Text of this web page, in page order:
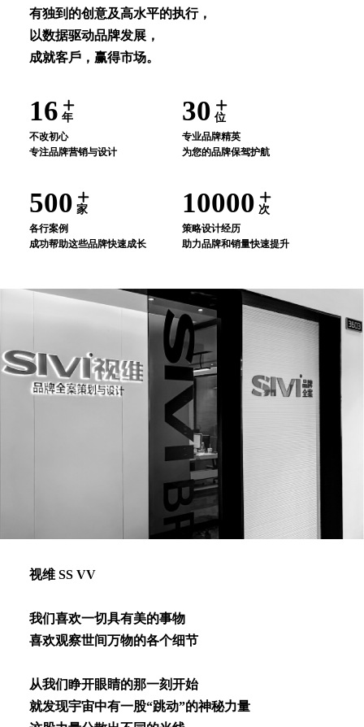
有独到的创意及⾼⽔平的执⾏，
以数据驱动品牌发展，
成就客⼾，赢得市场。
16 年
不改初⼼
专注品牌营销与设计
30 位
专业品牌精英
为您的品牌保驾护航
500 家
各⾏案例
成功帮助这些品牌快速成⻓
10000 次
策略设计经历
助⼒品牌和销量快速提升
视维 SS VV
我们喜欢⼀切具有美的事物
喜欢观察世间万物的各个细节
从我们睁开眼睛的那⼀刻开始
就发现宇宙中有⼀股“跳动”的神秘⼒量